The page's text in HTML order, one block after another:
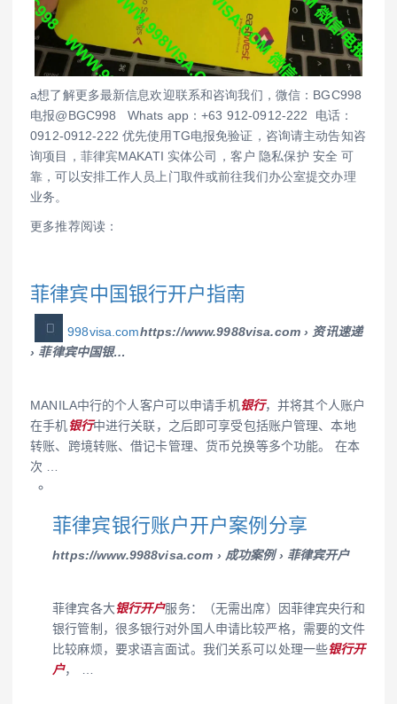
a想了解更多最新信息欢迎联系和咨询我们，微信：BGC998
电报@BGC998 Whats app：+63 912-0912-222 电话：
0912-0912-222 优先使用TG电报免验证，咨询请主动告知咨
询项目，菲律宾MAKATI 实体公司，客户 隐私保护 安全 可
靠，可以安排工作人员上门取件或前往我们办公室提交办理
业务。
更多推荐阅读：
菲律宾中国银行开户指南
998visa.comhttps://www.9988visa.com › 资讯速递
› 菲律宾中国银…
MANILA中行的个人客户可以申请手机银行，并将其个人账户
在手机银行中进行关联，之后即可享受包括账户管理、本地
转账、跨境转账、借记卡管理、货币兑换等多个功能。 在本
次 …
菲律宾银行账户开户案例分享
https://www.9988visa.com › 成功案例 › 菲律宾开户
菲律宾各大银行开户服务：（无需出席）因菲律宾央行和
银行管制，很多银行对外国人申请比较严格，需要的文件
比较麻烦，要求语言面试。我们关系可以处理一些银行开
户， …